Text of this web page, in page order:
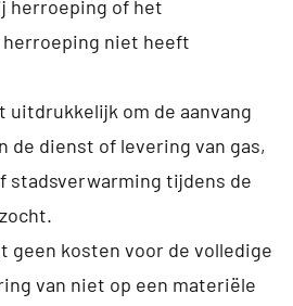
herroeping of het
niet heeft
uitdrukkelijk om de aanvang
de dienst of levering van gas,
tijdens de
geen kosten voor de volledige
van niet op een materiële